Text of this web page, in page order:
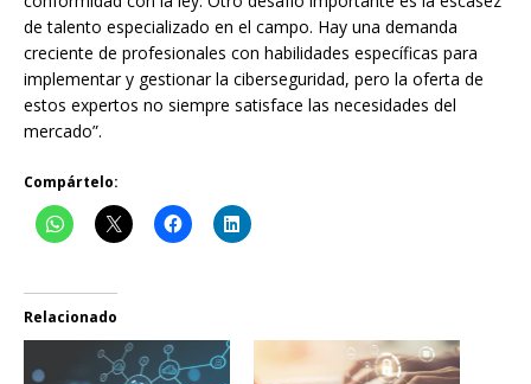
de talento especializado en el campo. Hay una demanda
creciente de profesionales con habilidades específicas para
implementar y gestionar la ciberseguridad, pero la oferta de
estos expertos no siempre satisface las necesidades del
mercado”.
Compártelo:
Relacionado